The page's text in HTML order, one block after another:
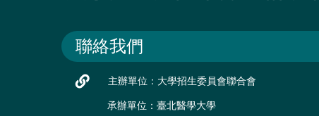
聯絡我們
主辦單位：大學招生委員會聯合會
承辦單位：臺北醫學大學